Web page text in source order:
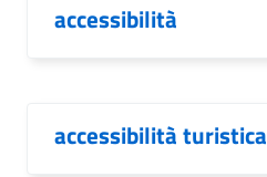
accessibilità
accessibilità turistica